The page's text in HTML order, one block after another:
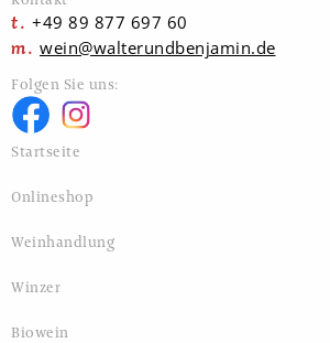
+49 89 877 697 60
wein@walterundbenjamin.de
Folgen Sie uns:
Startseite
Onlineshop
Weinhandlung
Winzer
Biowein